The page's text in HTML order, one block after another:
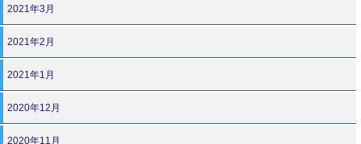
2021年3月
2021年2月
2021年1月
2020年12月
2020年11月